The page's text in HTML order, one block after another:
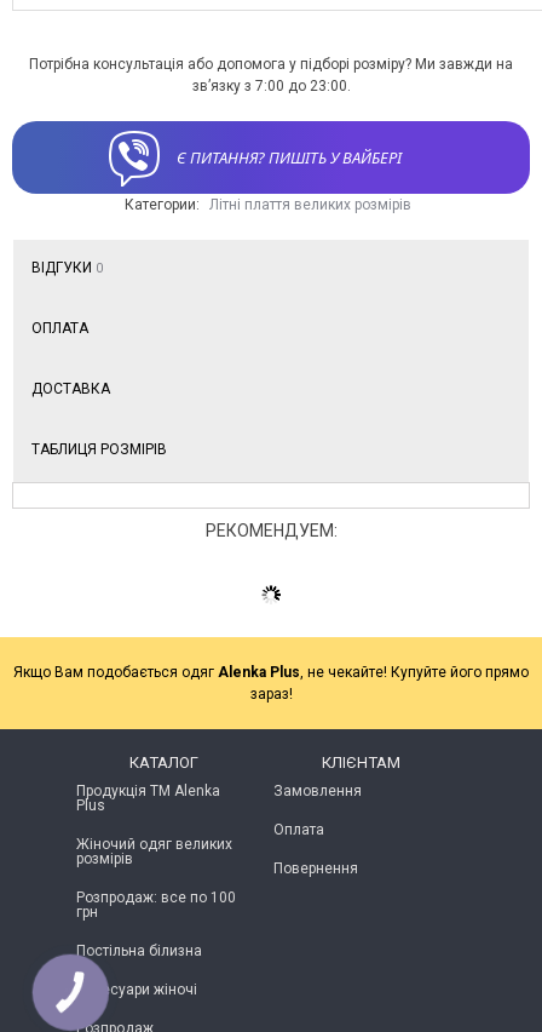
Потрібна консультація або допомога у підборі розміру? Ми завжди на
зв’язку з 7:00 до 23:00.
Є ПИТАННЯ? ПИШІТЬ У ВАЙБЕРІ
Категории: Літні плаття великих розмірів
ВІДГУКИ 0
ОПЛАТА
ДОСТАВКА
ТАБЛИЦЯ РОЗМІРІВ
РЕКОМЕНДУЕМ:
Якщо Вам подобається одяг Alenka Plus , не чекайте! Купуйте його прямо
зараз!
КАТАЛОГ
Продукція ТМ Alenka
Plus
Жіночий одяг великих
розмірів
Розпродаж: все по 100
грн
Постільна білизна
Аксесуари жіночі
Розпродаж
КЛІЄНТАМ
Замовлення
Оплата
Повернення
КНОПКА
ЗВ'ЯЗКУ